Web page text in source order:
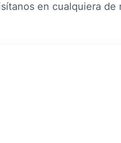
en cualquiera de